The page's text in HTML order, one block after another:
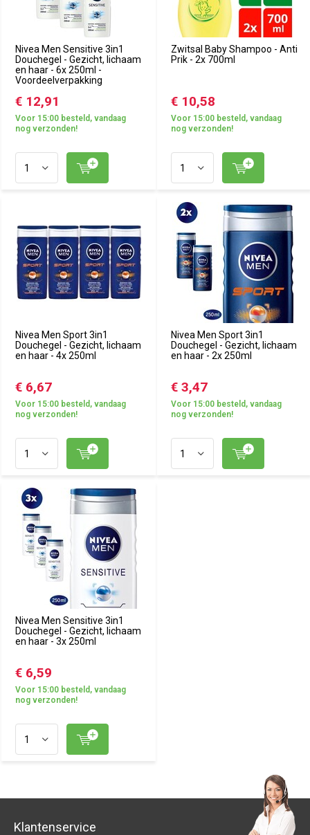
Nivea Men Sensitive 3in1
Douchegel - Gezicht, lichaam
en haar - 6x 250ml -
Voordeelverpakking
€ 12,91
Voor 15:00 besteld, vandaag
nog verzonden!
Zwitsal Baby Shampoo - Anti
Prik - 2x 700ml
€ 10,58
Voor 15:00 besteld, vandaag
nog verzonden!
Nivea Men Sport 3in1
Douchegel - Gezicht, lichaam
en haar - 4x 250ml
€ 6,67
Voor 15:00 besteld, vandaag
nog verzonden!
Nivea Men Sport 3in1
Douchegel - Gezicht, lichaam
en haar - 2x 250ml
€ 3,47
Voor 15:00 besteld, vandaag
nog verzonden!
Nivea Men Sensitive 3in1
Douchegel - Gezicht, lichaam
en haar - 3x 250ml
€ 6,59
Voor 15:00 besteld, vandaag
nog verzonden!
Klantenservice